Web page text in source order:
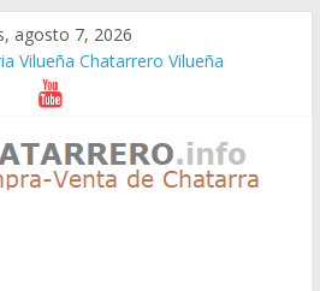
agosto 7, 2026
Vilueña Chatarrero Vilueña
Zuera Chatarrero Zuera
Zaragoza Chatarrero Zaragoza
Zaida Chatarrero Zaida
Vistabella Chatarrero Vistabella